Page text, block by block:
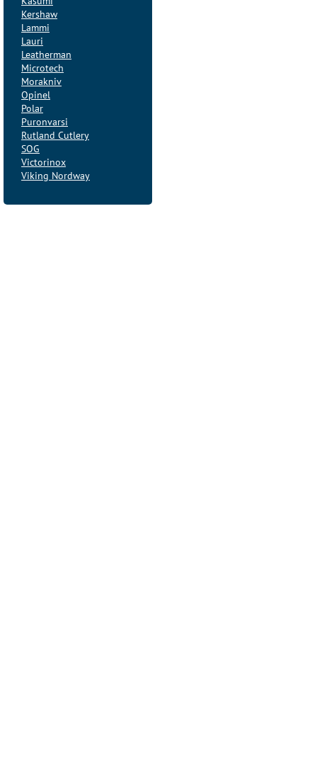
Kershaw
Lammi
Lauri
Leatherman
Microtech
Morakniv
Opinel
Polar
Puronvarsi
Rutland Cutlery
SOG
Victorinox
Viking Nordway